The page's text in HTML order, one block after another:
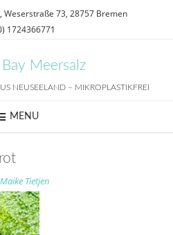
Weserstraße 73, 28757 Bremen
1724366771
Meersalz
NEUSEELAND – MIKROPLASTIKFREI
MENU
Maike Tietjen